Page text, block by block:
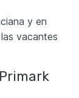
y en
vacantes